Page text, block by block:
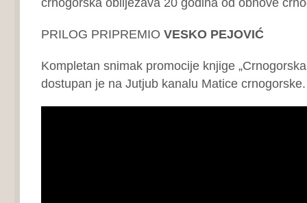
PRILOG PRIPREMIO VESKO PEJOVIĆ
Kompletan snimak promocije knjige
dostupan je na Jutjub kanalu Matice